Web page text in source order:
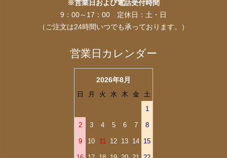
※営業日および電話受付時間
9：00～17：00 定休日：土・日
（ご注文は24時間いつでも承っております。）
営業日カレンダー
2026年8月
日 月 火 水 木 金
土
1
2 3 4 5 6 7 8
9 10 11 12 13 14 15